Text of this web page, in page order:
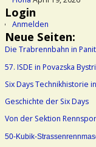
Login
Anmelden
Neue Seiten:
Die Trabrennbahn in
57. ISDE in Povazska
Six Days Technikhistorie
Geschichte der Six Days
Von der Sektion
50-Kubik-